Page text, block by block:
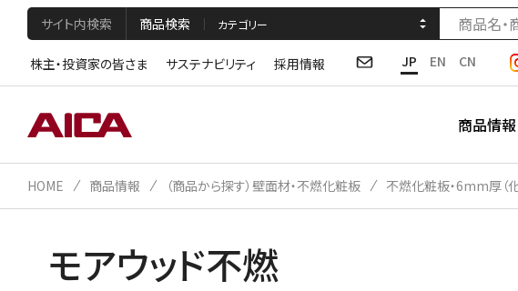
サイト内検索 商品検索
株主・投資家の皆さま サステナビリティ 採用情報 JP EN CN
商品情報
HOME 商品情報 （商品から探す）壁面材・不燃化粧板 不燃化粧板・6mm厚（
モアウッド不燃